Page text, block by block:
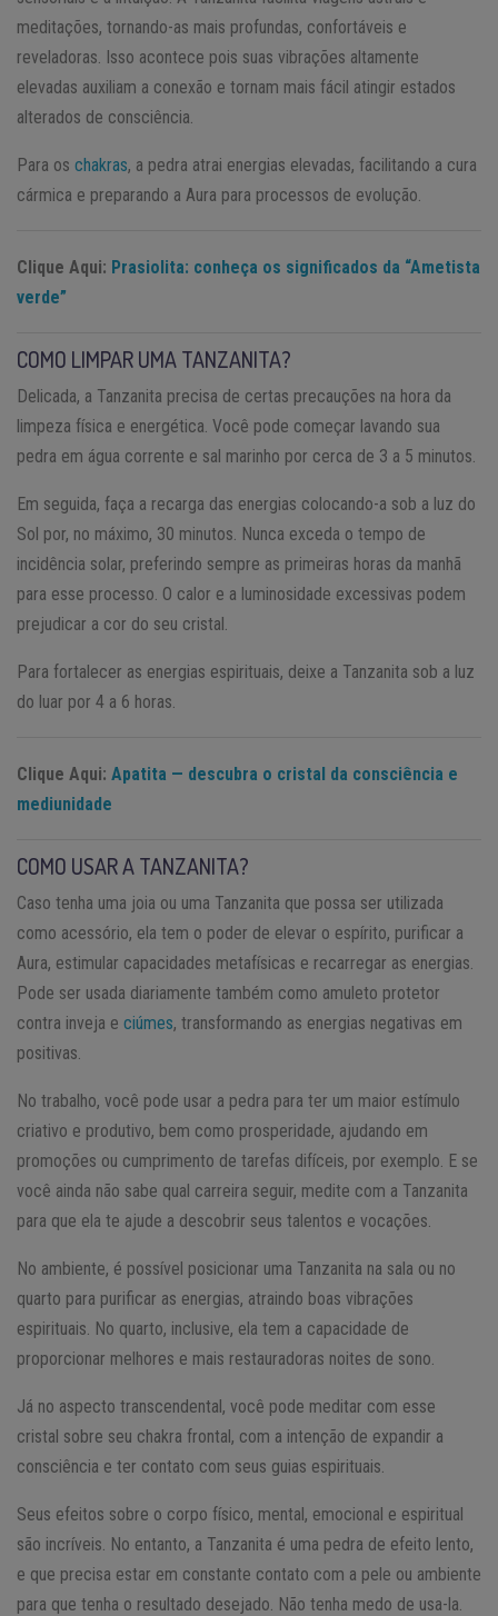
meditações, tornando-as mais profundas, confortáveis e
reveladoras. Isso acontece pois suas vibrações altamente
elevadas auxiliam a conexão e tornam mais fácil atingir estados
alterados de consciência.
Para os chakras, a pedra atrai energias elevadas, facilitando a cura
cármica e preparando a Aura para processos de evolução.
Clique Aqui: Prasiolita: conheça os significados da “Ametista
verde”
COMO LIMPAR UMA TANZANITA?
Delicada, a Tanzanita precisa de certas precauções na hora da
limpeza física e energética. Você pode começar lavando sua
pedra em água corrente e sal marinho por cerca de 3 a 5 minutos.
Em seguida, faça a recarga das energias colocando-a sob a luz do
Sol por, no máximo, 30 minutos. Nunca exceda o tempo de
incidência solar, preferindo sempre as primeiras horas da manhã
para esse processo. O calor e a luminosidade excessivas podem
prejudicar a cor do seu cristal.
Para fortalecer as energias espirituais, deixe a Tanzanita sob a luz
do luar por 4 a 6 horas.
Clique Aqui: Apatita — descubra o cristal da consciência e
mediunidade
COMO USAR A TANZANITA?
Caso tenha uma joia ou uma Tanzanita que possa ser utilizada
como acessório, ela tem o poder de elevar o espírito, purificar a
Aura, estimular capacidades metafísicas e recarregar as energias.
Pode ser usada diariamente também como amuleto protetor
contra inveja e ciúmes, transformando as energias negativas em
positivas.
No trabalho, você pode usar a pedra para ter um maior estímulo
criativo e produtivo, bem como prosperidade, ajudando em
promoções ou cumprimento de tarefas difíceis, por exemplo. E se
você ainda não sabe qual carreira seguir, medite com a Tanzanita
para que ela te ajude a descobrir seus talentos e vocações.
No ambiente, é possível posicionar uma Tanzanita na sala ou no
quarto para purificar as energias, atraindo boas vibrações
espirituais. No quarto, inclusive, ela tem a capacidade de
proporcionar melhores e mais restauradoras noites de sono.
Já no aspecto transcendental, você pode meditar com esse
cristal sobre seu chakra frontal, com a intenção de expandir a
consciência e ter contato com seus guias espirituais.
Seus efeitos sobre o corpo físico, mental, emocional e espiritual
são incríveis. No entanto, a Tanzanita é uma pedra de efeito lento,
e que precisa estar em constante contato com a pele ou ambiente
para que tenha o resultado desejado. Não tenha medo de usa-la.